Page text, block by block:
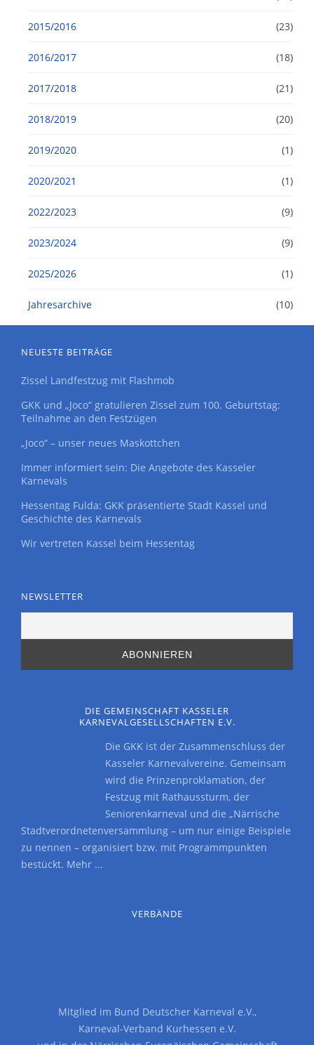
2015/2016 (23)
2016/2017 (18)
2017/2018 (21)
2018/2019 (20)
2019/2020 (1)
2020/2021 (1)
2022/2023 (9)
2023/2024 (9)
2025/2026 (1)
Jahresarchive (10)
NEUESTE BEITRÄGE
Zissel Landfestzug mit Flashmob
GKK und „Joco“ gratulieren Zissel zum 100. Geburtstag:
Teilnahme an den Festzügen
„Joco“ – unser neues Maskottchen
Immer informiert sein: Die Angebote des Kasseler
Karnevals
Hessentag Fulda: GKK präsentierte Stadt Kassel und
Geschichte des Karnevals
Wir vertreten Kassel beim Hessentag
NEWSLETTER
DIE GEMEINSCHAFT KASSELER
KARNEVALGESELLSCHAFTEN E.V.
Die GKK ist der Zusammenschluss der
Kasseler Karnevalvereine. Gemeinsam
wird die Prinzenproklamation, der
Festzug mit Rathaussturm, der
Seniorenkarneval und die „Närrische
Stadtverordnetenversammlung – um nur einige Beispiele
zu nennen – organisiert bzw. mit Programmpunkten
bestückt. Mehr ...
VERBÄNDE
Mitglied im Bund Deutscher Karneval e.V.,
Karneval-Verband Kurhessen e.V.